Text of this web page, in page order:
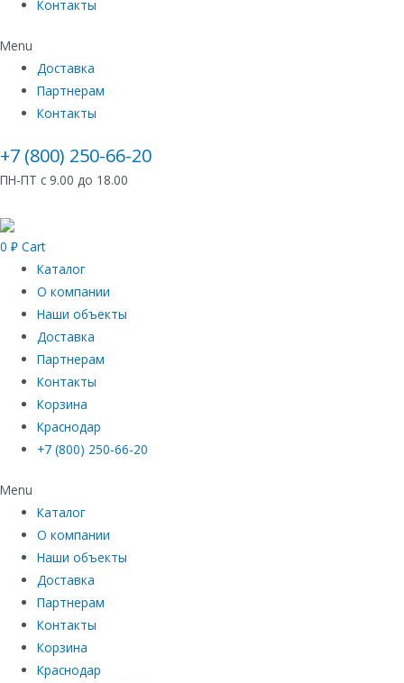
Контакты
Menu
Доставка
Партнерам
Контакты
+7 (800) 250-66-20
ПН-ПТ с 9.00 до 18.00
0 ₽ Cart
Каталог
О компании
Наши объекты
Доставка
Партнерам
Контакты
Корзина
Краснодар
+7 (800) 250-66-20
Menu
Каталог
О компании
Наши объекты
Доставка
Партнерам
Контакты
Корзина
Краснодар